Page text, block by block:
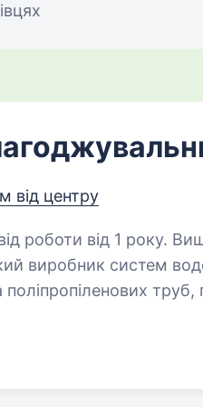
від центру
від 1 року. Вища
виробник систем
труб,